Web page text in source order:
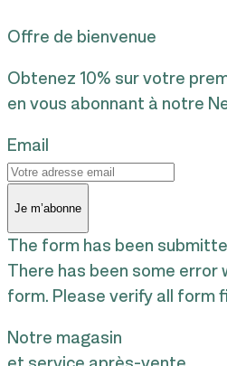
Offre de bienvenue
Obtenez 10% sur votre
en vous abonnant à notre
Email
Je m’abonne
The form has been
There has been some error
form. Please verify all form
Notre magasin